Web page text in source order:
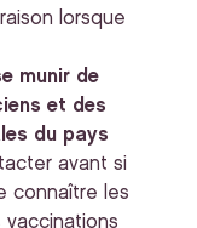
lorsque
munir de
et des
du pays
avant si
connaître les
vaccinations